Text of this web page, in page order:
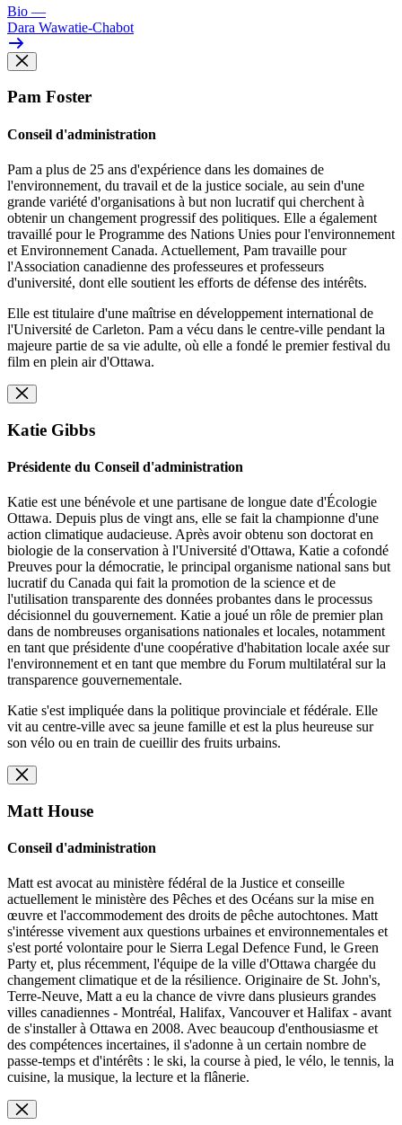
Bio —
Dara Wawatie-Chabot
Pam Foster
Conseil d'administration
Pam a plus de 25 ans d'expérience dans les domaines de
l'environnement, du travail et de la justice sociale, au sein d'une
grande variété d'organisations à but non lucratif qui cherchent à
obtenir un changement progressif des politiques. Elle a également
travaillé pour le Programme des Nations Unies pour l'environnement
et Environnement Canada. Actuellement, Pam travaille pour
l'Association canadienne des professeures et professeurs
d'université, dont elle soutient les efforts de défense des intérêts.
Elle est titulaire d'une maîtrise en développement international de
l'Université de Carleton. Pam a vécu dans le centre-ville pendant la
majeure partie de sa vie adulte, où elle a fondé le premier festival du
film en plein air d'Ottawa.
Katie Gibbs
Présidente du Conseil d'administration
Katie est une bénévole et une partisane de longue date d'Écologie
Ottawa. Depuis plus de vingt ans, elle se fait la championne d'une
action climatique audacieuse. Après avoir obtenu son doctorat en
biologie de la conservation à l'Université d'Ottawa, Katie a cofondé
Preuves pour la démocratie, le principal organisme national sans but
lucratif du Canada qui fait la promotion de la science et de
l'utilisation transparente des données probantes dans le processus
décisionnel du gouvernement. Katie a joué un rôle de premier plan
dans de nombreuses organisations nationales et locales, notamment
en tant que présidente d'une coopérative d'habitation locale axée sur
l'environnement et en tant que membre du Forum multilatéral sur la
transparence gouvernementale.
Katie s'est impliquée dans la politique provinciale et fédérale. Elle
vit au centre-ville avec sa jeune famille et est la plus heureuse sur
son vélo ou en train de cueillir des fruits urbains.
Matt House
Conseil d'administration
Matt est avocat au ministère fédéral de la Justice et conseille
actuellement le ministère des Pêches et des Océans sur la mise en
œuvre et l'accommodement des droits de pêche autochtones. Matt
s'intéresse vivement aux questions urbaines et environnementales et
s'est porté volontaire pour le Sierra Legal Defence Fund, le Green
Party et, plus récemment, l'équipe de la ville d'Ottawa chargée du
changement climatique et de la résilience. Originaire de St. John's,
Terre-Neuve, Matt a eu la chance de vivre dans plusieurs grandes
villes canadiennes - Montréal, Halifax, Vancouver et Halifax - avant
de s'installer à Ottawa en 2008. Avec beaucoup d'enthousiasme et
des compétences incertaines, il s'adonne à un certain nombre de
passe-temps et d'intérêts : le ski, la course à pied, le vélo, le tennis, la
cuisine, la musique, la lecture et la flânerie.